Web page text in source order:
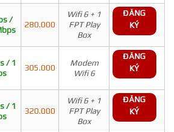
/
280.000
Wifi 6 + 1
FPT Play
Box
ĐĂNG
KÝ
/ 1
305.000
Modem
Wifi 6
ĐĂNG
KÝ
/ 1
320.000
Wifi 6 + 1
FPT Play
Box
ĐĂNG
KÝ